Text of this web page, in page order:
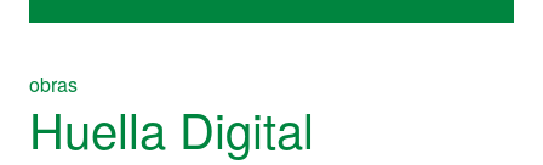
obras
Huella Digital